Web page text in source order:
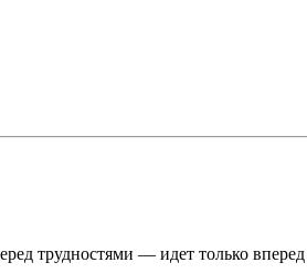
трудностями — идет только